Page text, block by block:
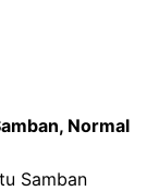
Normal
Samban